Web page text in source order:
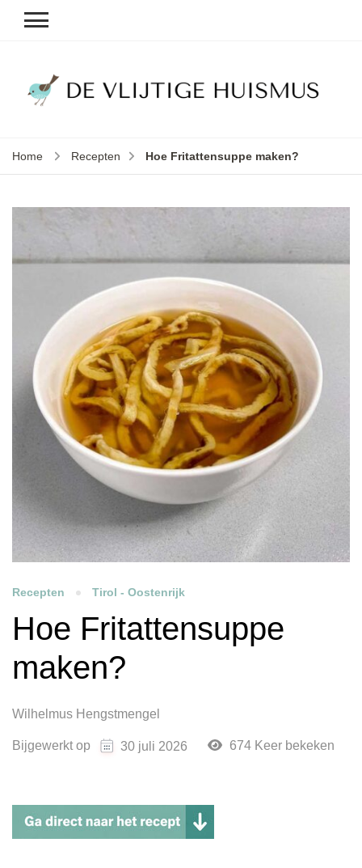
Home Recepten Hoe Fritattensuppe maken?
Recepten Tirol - Oostenrijk
Hoe Fritattensuppe
maken?
Wilhelmus Hengstmengel
Bijgewerkt op 30 juli 2026 674 Keer bekeken